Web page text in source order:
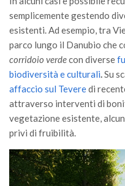
IV Congresso
III Congresso
II Congresso
I Congresso (Padova
Redazione
Pagina Principale
Editoriali
Pillole di Scienze
Highlights
semplicemente gestendo
esistenti. Ad esempio, tra
parco lungo il Danubio che
corridoio verdecon diverse
biodiversità e culturali Su
affaccio sul Teveredi
attraverso interventi di
vegetazione esistente,
privi di fruibilità.